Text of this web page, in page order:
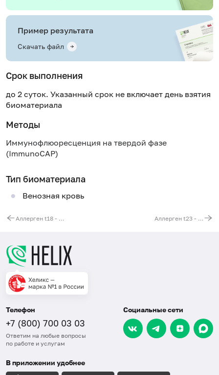
Пример результата
Скачать файл
Срок выполнения
до 2 суток. Указанный срок не включает день взятия
биоматериала
Методы
Иммунофлюоресценция на твердой фазе
(ImmunoCAP)
Тип биоматериала
Венозная кровь
Аллерген t18 - эвкалипт, IgE (ImmunoCAP) Аллерген t23 - кипарис вечнозеленый, IgE (ImmunoCAP)
Телефон
+7 (800) 700 03 03
Ответим на любые вопросы
по работе и услугам
Социальные сети
В приложении удобнее